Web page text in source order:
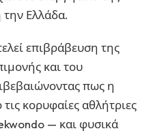
Ελλάδα.
επιβράβευση της
και του
πως η
κορυφαίες αθλήτριες
— και φυσικά